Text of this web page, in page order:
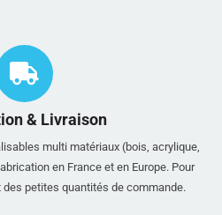
& Livraison
multi matériaux (bois, acrylique,
en France et en Europe. Pour
petites quantités de commande.